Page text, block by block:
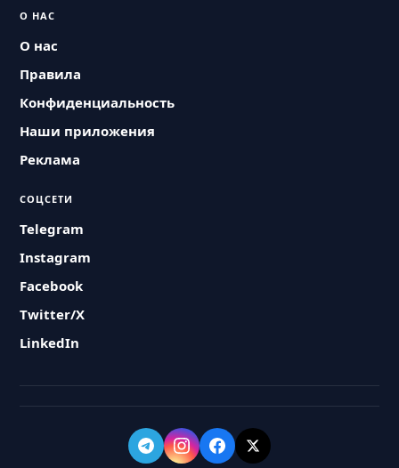
О НАС
О нас
Правила
Конфиденциальность
Наши приложения
Реклама
СОЦСЕТИ
Telegram
Instagram
Facebook
Twitter/X
LinkedIn